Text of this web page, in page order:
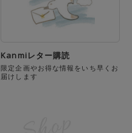
Kanmiレター購読
限定企画やお得な情報をいち早くお
届けします